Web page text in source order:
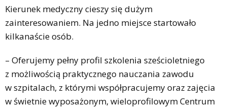
Kierunek medyczny cieszy się dużym
zainteresowaniem. Na jedno miejsce startowało
kilkanaście osób.
– Oferujemy pełny profil szkolenia sześcioletniego
z możliwością praktycznego nauczania zawodu
w szpitalach, z którymi współpracujemy oraz zajęcia
w świetnie wyposażonym, wieloprofilowym Centrum